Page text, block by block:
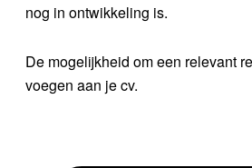
nog in ontwikkeling is.
De mogelijkheid om een ​​relevant
voegen aan je cv.